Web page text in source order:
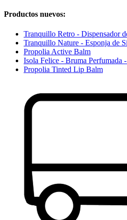
Productos nuevos:
Tranquillo Retro - Dispensador
Tranquillo Nature - Esponja de
Propolia Active Balm
Isola Felice - Bruma Perfumada
Propolia Tinted Lip Balm